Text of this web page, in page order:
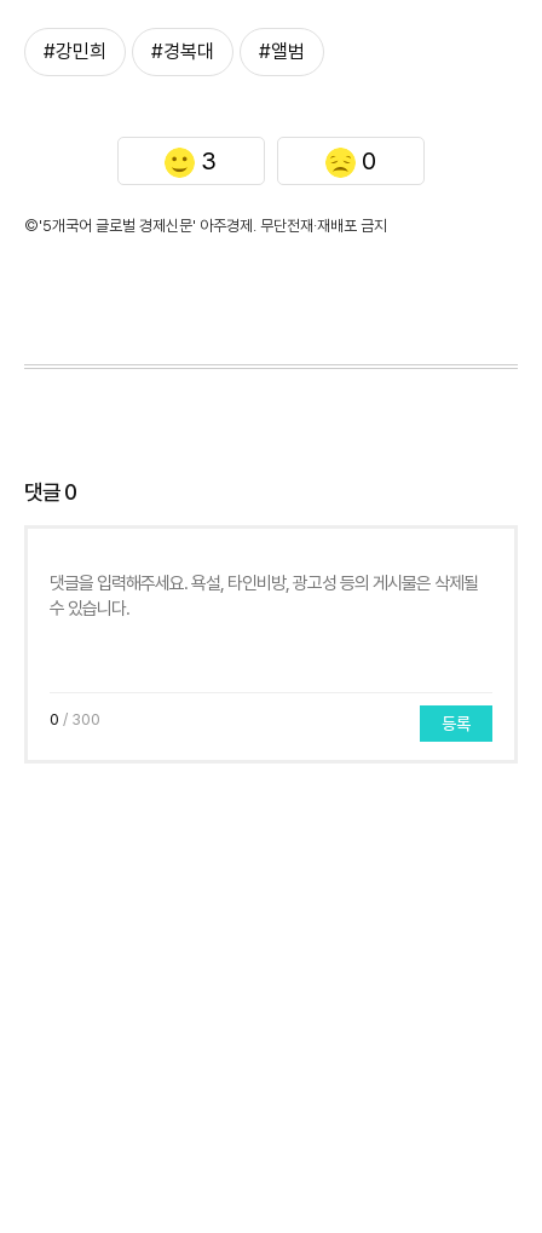
#강민희 #경복대 #앨범
3 0
©'5개국어 글로벌 경제신문' 아주경제. 무단전재·재배포 금지
댓글0
0 / 300 등록